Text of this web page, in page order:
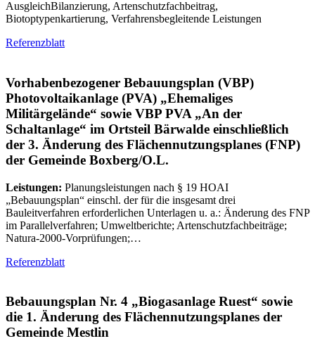
AusgleichBilanzierung, Artenschutzfachbeitrag,
Biotoptypenkartierung, Verfahrensbegleitende Leistungen
Referenzblatt
Vorhabenbezogener Bebauungsplan (VBP)
Photovoltaikanlage (PVA) „Ehemaliges
Militärgelände“ sowie VBP PVA „An der
Schaltanlage“ im Ortsteil Bärwalde einschließlich
der 3. Änderung des Flächennutzungsplanes (FNP)
der Gemeinde Boxberg/O.L.
Leistungen: Planungsleistungen nach § 19 HOAI
„Bebauungsplan“ einschl. der für die insgesamt drei
Bauleitverfahren erforderlichen Unterlagen u. a.: Änderung des FNP
im Parallelverfahren; Umweltberichte; Artenschutzfachbeiträge;
Natura-2000-Vorprüfungen;…
Referenzblatt
Bebauungsplan Nr. 4 „Biogasanlage Ruest“ sowie
die 1. Änderung des Flächennutzungsplanes der
Gemeinde Mestlin